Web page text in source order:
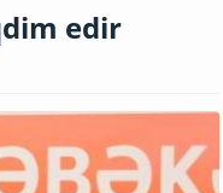
edir